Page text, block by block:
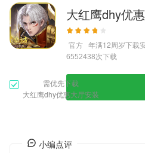
问答
大红鹰dhy优
官方 年满12周岁下载
6552438次下载
需优先下载
大红鹰dhy优惠大厅安装
小编点评